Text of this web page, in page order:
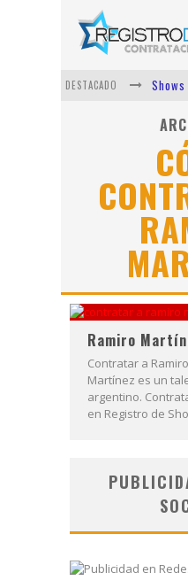
DESTACADO
Lit
Nicki
Duki
Vi Em
Los
Ramiro
Contratar a
Martínez es un
argentino.
en Registro de